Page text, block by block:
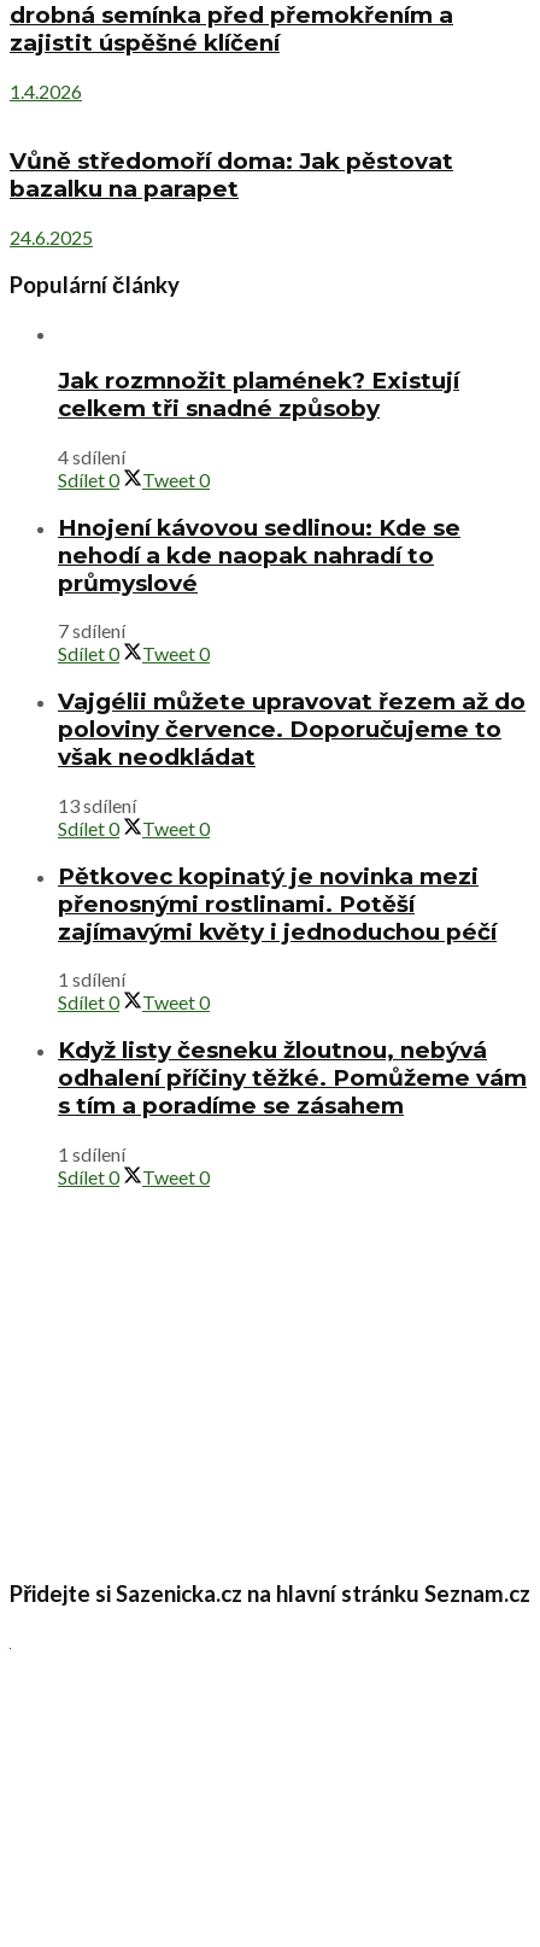
drobná semínka před přemokřením a
zajistit úspěšné klíčení
1.4.2026
Vůně středomoří doma: Jak pěstovat
bazalku na parapet
24.6.2025
Populární články
Jak rozmnožit plamének? Existují
celkem tři snadné způsoby
4 sdílení
Sdílet0 Tweet0
Hnojení kávovou sedlinou: Kde se
nehodí a kde naopak nahradí to
průmyslové
7 sdílení
Sdílet0 Tweet0
Vajgélii můžete upravovat řezem až do
poloviny července. Doporučujeme to
však neodkládat
13 sdílení
Sdílet0 Tweet0
Pětkovec kopinatý je novinka mezi
přenosnými rostlinami. Potěší
zajímavými květy i jednoduchou péčí
1 sdílení
Sdílet0 Tweet0
Když listy česneku žloutnou, nebývá
odhalení příčiny těžké. Pomůžeme vám
s tím a poradíme se zásahem
1 sdílení
Sdílet0 Tweet0
Přidejte si Sazenicka.cz na hlavní stránku Seznam.cz